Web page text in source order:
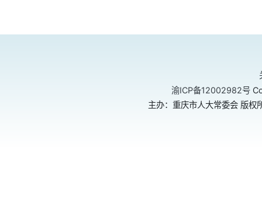
渝ICP备12002982号
主办：重庆市人大常委会 版